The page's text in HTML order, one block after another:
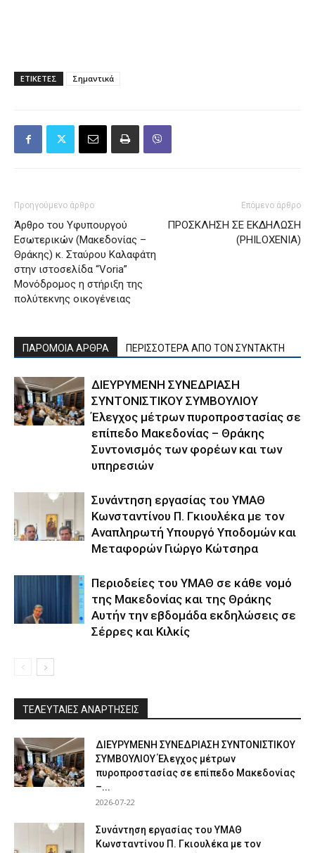
ΕΤΙΚΕΤΕΣ Σημαντικά
Προηγούμενο άρθρο
Άρθρο του Υφυπουργού
Εσωτερικών (Μακεδονίας –
Θράκης) κ. Σταύρου Καλαφάτη
στην ιστοσελίδα “Voria”
Μονόδρομος η στήριξη της
πολύτεκνης οικογένειας
Επόμενο άρθρο
ΠΡΟΣΚΛΗΣΗ ΣΕ ΕΚΔΗΛΩΣΗ
(PHILOXENIA)
ΠΑΡΟΜΟΙΑ ΑΡΘΡΑ ΠΕΡΙΣΣΟΤΕΡΑ ΑΠΟ ΤΟΝ ΣΥΝΤΑΚΤΗ
ΔΙΕΥΡΥΜΕΝΗ ΣΥΝΕΔΡΙΑΣΗ
ΣΥΝΤΟΝΙΣΤΙΚΟΥ ΣΥΜΒΟΥΛΙΟΥ
Έλεγχος μέτρων πυροπροστασίας σε
επίπεδο Μακεδονίας – Θράκης
Συντονισμός των φορέων και των
υπηρεσιών
Συνάντηση εργασίας του ΥΜΑΘ
Κωνσταντίνου Π. Γκιουλέκα με τον
Αναπληρωτή Υπουργό Υποδομών και
Μεταφορών Γιώργο Κώτσηρα
Περιοδείες του ΥΜΑΘ σε κάθε νομό
της Μακεδονίας και της Θράκης
Αυτήν την εβδομάδα εκδηλώσεις σε
Σέρρες και Κιλκίς
ΤΕΛΕΥΤΑΙΕΣ ΑΝΑΡΤΗΣΕΙΣ
ΔΙΕΥΡΥΜΕΝΗ ΣΥΝΕΔΡΙΑΣΗ ΣΥΝΤΟΝΙΣΤΙΚΟΥ
ΣΥΜΒΟΥΛΙΟΥ Έλεγχος μέτρων
πυροπροστασίας σε επίπεδο Μακεδονίας
–...
2026-07-22
Συνάντηση εργασίας του ΥΜΑΘ
Κωνσταντίνου Π. Γκιουλέκα με τον